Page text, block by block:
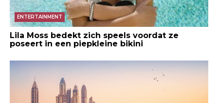
ENTERTAINMENT
Lila Moss bedekt zich speels voordat ze
poseert in een piepkleine bikini